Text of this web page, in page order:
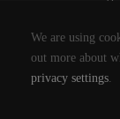
Política de
AIRMAN
We are using
out more about
privacy settings.